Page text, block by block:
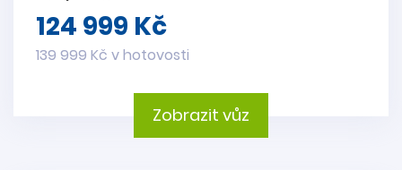
124 999 Kč
139 999 Kč v hotovosti
Zobrazit vůz